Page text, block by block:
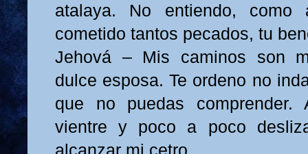
atalaya. No entiendo, como
cometido tantos pecados, tu
Jehová – Mis caminos son
dulce esposa. Te ordeno no
que no puedas comprender.
vientre y poco a poco
alcanzar mi cetro.